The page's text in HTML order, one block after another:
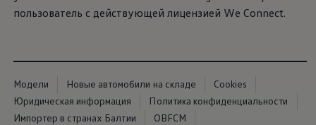
пользователь с действующей лицензией We Connect.
Модели Новые автомобили на складе
Cookies
Юридическая информация
Политика конфиденциальности
Импортер в странах Балтии
OBFCM